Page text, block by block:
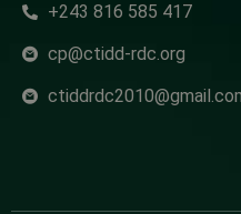
+243 816 585 417
cp@ctidd-rdc.org